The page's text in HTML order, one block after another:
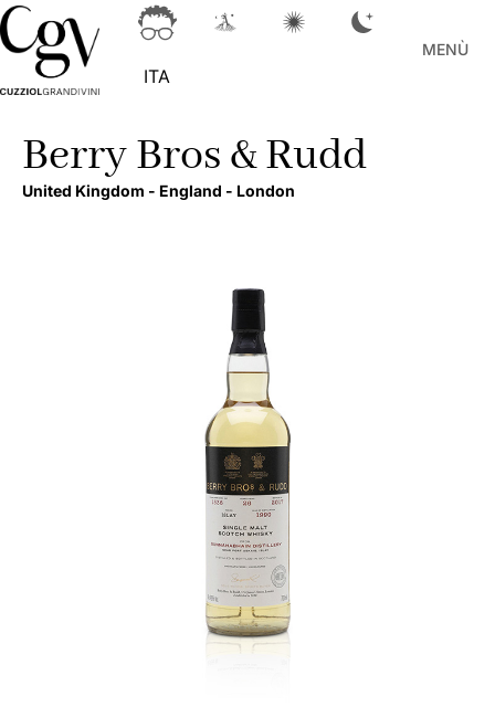
ITA
MENÙ
Berry Bros & Rudd
United Kingdom - England - London